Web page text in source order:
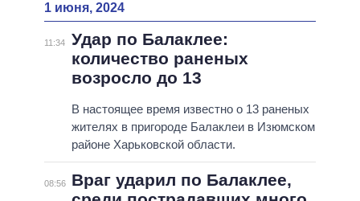
1 июня, 2024
11:34
Удар по Балаклее:
количество раненых
возросло до 13
В настоящее время известно о 13 раненых
жителях в пригороде Балаклеи в Изюмском
районе Харьковской области.
08:56
Враг ударил по Балаклее,